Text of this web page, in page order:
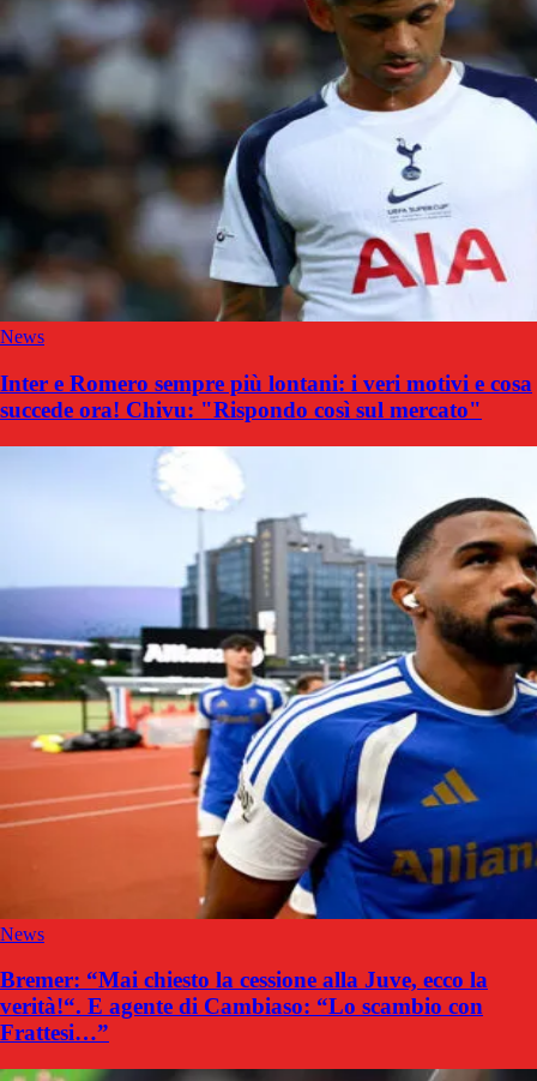
News
Inter e Romero sempre più lontani: i veri motivi e cosa
succede ora! Chivu: "Rispondo così sul mercato"
News
Bremer: “Mai chiesto la cessione alla Juve, ecco la
verità!“. E agente di Cambiaso: “Lo scambio con
Frattesi…”